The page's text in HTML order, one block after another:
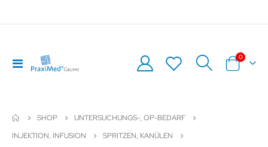
Navigation
umschalten
Warenkorb
0Artikel
SHOP
UNTERSUCHUNGS-, OP-BEDARF
INJEKTION, INFUSION
SPRITZEN, KANÜLEN